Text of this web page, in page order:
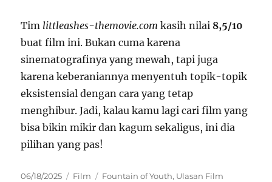
Tim littleashes-themovie.com kasih nilai 8,5/10
buat film ini. Bukan cuma karena
sinematografinya yang mewah, tapi juga
karena keberaniannya menyentuh topik-topik
eksistensial dengan cara yang tetap
menghibur. Jadi, kalau kamu lagi cari film yang
bisa bikin mikir dan kagum sekaligus, ini dia
pilihan yang pas!
Posted
06/18/2025 Categories
Film Tags
Fountain of Youth, Ulasan Film